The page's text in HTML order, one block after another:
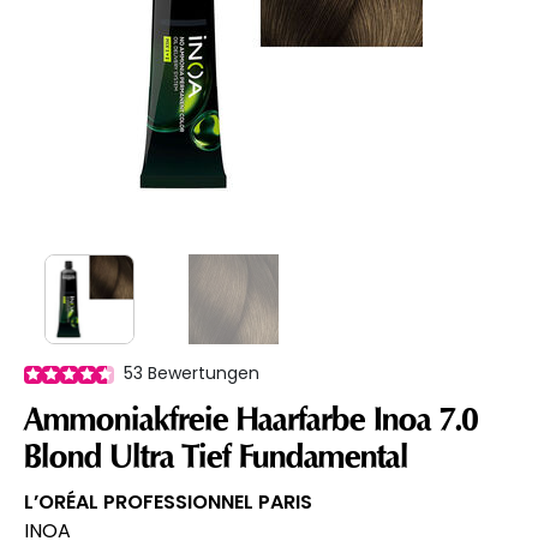
53 Bewertungen
Ammoniakfreie Haarfarbe Inoa 7.0
Blond Ultra Tief Fundamental
L’ORÉAL PROFESSIONNEL PARIS
INOA